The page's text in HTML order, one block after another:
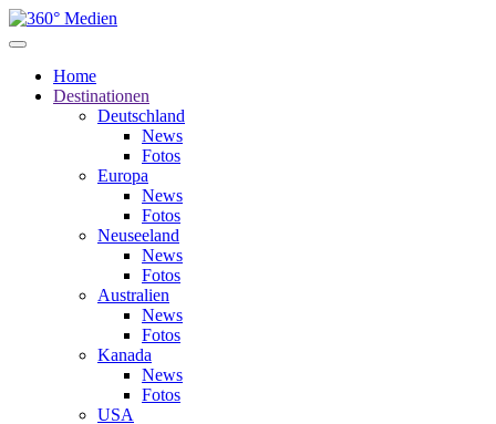
Home
Destinationen
Deutschland
News
Fotos
Europa
News
Fotos
Neuseeland
News
Fotos
Australien
News
Fotos
Kanada
News
Fotos
USA